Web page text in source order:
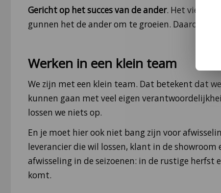
Gericht op het succes van de ander. Het vieren
gunnen het de ander om te groeien. Daarom
Werken in een klein team
We zijn met een klein team. Dat betekent dat
kunnen gaan met veel eigen
lossen we niets op.
En je moet hier ook niet bang zijn voor
leverancier die wil lossen, klant in de
afwisseling in de seizoenen: in de rustige
komt.